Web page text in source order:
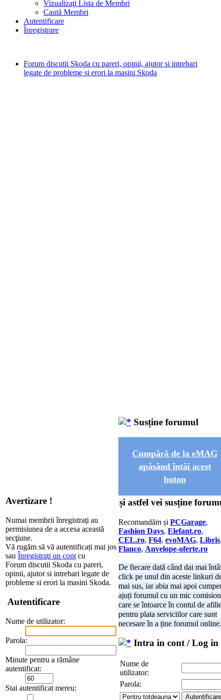
Vizualizaţi Lista de Membri
Caută Membri
Autentificare
Înregistrare
Forum discutii Skoda cu pareri, opinii, ajutor si intrebari
legate de probleme si erori la masini Skoda
Avertizare !
Numai membrii înregistraţi au
permisiunea de a accesa această
secţiune.
Vă rugăm să vă autentificați mai jos
sau Înregistraţi un cont cu
Forum discutii Skoda cu pareri,
opinii, ajutor si intrebari legate de
probleme si erori la masini Skoda.
Autentificare
Nume de utilizator:
Parola:
Minute pentru a rămâne
autentificat:
Stai autentificat mereu:
Susține forumul
Cumpără de la eMAG
apăsând întâi acest
buton
și astfel vei susține
Recomandăm și PCGarage,
Fashion Days, Elefant.ro,
CEL.ro, F64, evoMAG, Libris
Flanco, Anvelope-oferte.ro
De fiecare dată când dai mai
click pe unul din aceste linkuri
mai sus, iar abia mai apoi
ajuți forumul cu un mic comision
care se întoarce în contul de
pentru plata serviciilor care sunt
necesare în a ține forumul online.
Intra in cont / Log in
Nume de
utilizator:
Parola: